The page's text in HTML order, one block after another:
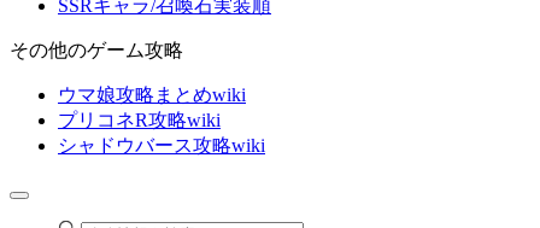
SSRキャラ/召喚石実装順
その他のゲーム攻略
ウマ娘攻略まとめwiki
プリコネR攻略wiki
シャドウバース攻略wiki